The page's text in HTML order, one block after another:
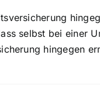
selbst bei einer
hingegen